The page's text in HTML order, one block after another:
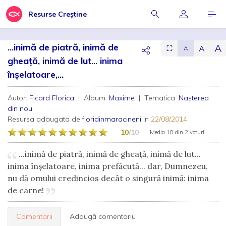
Resurse Creștine
...inimă de piatră, inimă de
gheaţă, inimă de lut... inima
înşelatoare,...
⛶ A A A
Autor: Ficard Florica | Album: Maxime | Tematica: Nașterea
din nou
Resursa adaugata defloridinmaracineni in 22/08/2014
10/10 Media 10 din 2 voturi
...inimă de piatră, inimă de gheaţă, inimă de lut...
inima înşelatoare, inima prefăcută... dar, Dumnezeu,
nu dă omului credincios decât o singură inimă: inima
de carne!
Comentarii Adaugă comentariu